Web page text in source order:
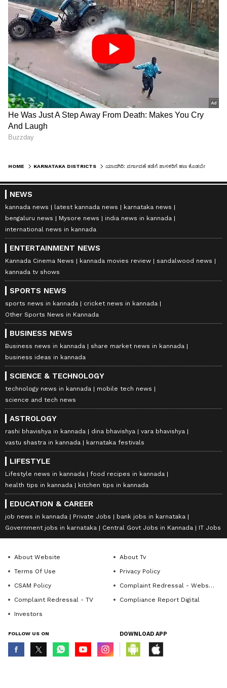
HOME KARNATAKA DISTRICTS
NEWS
kannada news latest kannada news
karnataka news
bengaluru news
Mysore news
india news in kannada
international news in kannada
ENTERTAINMENT NEWS
Kannada Cinema News kannada movies review
sandalwood news
kannada tv shows
SPORTS NEWS
sports news in kannada
cricket news in kannada
Other Sports News in Kannada
BUSINESS NEWS
Business news in kannada
share market news in kannada
business ideas in kannada
SCIENCE & TECHNOLOGY
technology news in kannada
mobile tech news
science and tech news
ASTROLOGY
rashi bhavishya in kannada dina bhavishya
vara bhavishya
vastu shastra in kannada
karnataka festivals
LIFESTYLE
Lifestyle news in kannada
food recipes in kannada
health tips in kannada
kitchen tips in kannada
EDUCATION & CAREER
job news in kannada Private Jobs
bank jobs in karnataka
Government jobs in karnataka
Central Govt Jobs in Kannada IT Jobs
About Website
About Tv
Terms Of Use
Privacy Policy
CSAM Policy
Complaint Redressal - Website
Complaint Redressal - TV
Compliance Report Digital
Investors
FOLLOW US ON DOWNLOAD APP